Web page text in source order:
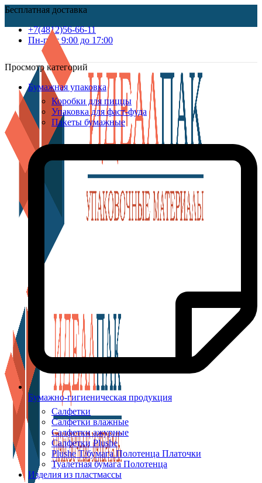
Бесплатная доставка
+7(4812)56-66-11
Пн-пт c 9:00 до 17:00
Просмотр категорий
Бумажная упаковка
Коробки для пиццы
Упаковка для фаст-фуда
Пакеты бумажные
Бумажно-гигиеническая продукция
Салфетки
Салфетки влажные
Салфетки ажурные
Салфетки Plushe
Plushe Т/бумага Полотенца Платочки
Туалетная бумага Полотенца
Изделия из пластмассы